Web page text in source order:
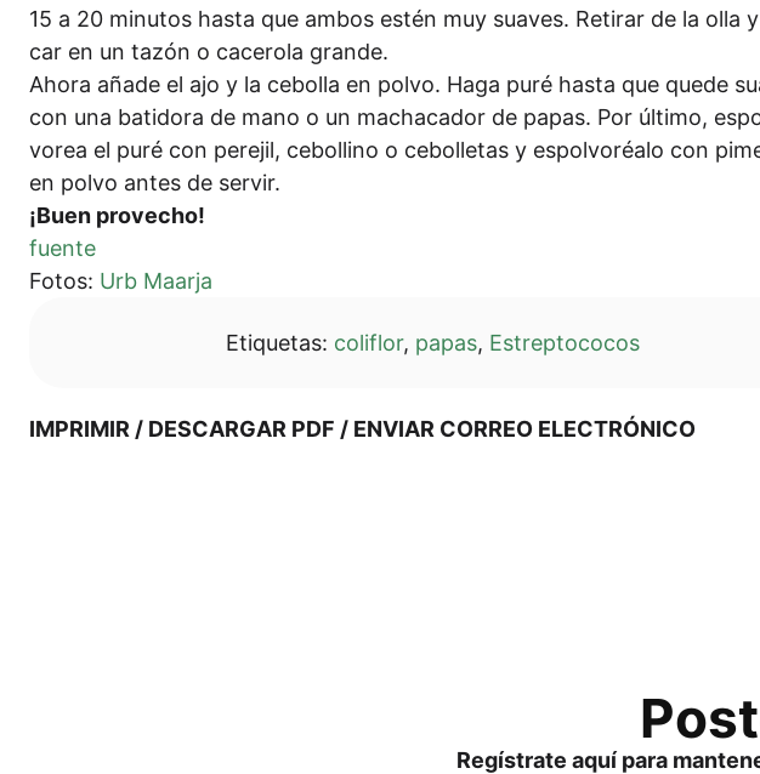
15 a 20 minu­tos has­ta que ambos estén muy sua­ves. Retirar de la olla
car en un tazón o cace­ro­la grande.
Aho­ra aña­de el ajo y la cebol­la en pol­vo. Haga puré has­ta que que­de
con una bati­do­ra de mano o un machaca­dor de papas. Por últi­mo,
vorea el puré con pere­jil, cebol­li­no o cebol­le­tas y espol­vo­r­éa­lo con
en pol­vo antes de servir.
¡Buen pro­v­echo!
fuen­te
Fotos: Urb Maar­ja
Eti­que­tas: coli­flor, papas, Estrep­to­co­cos
IMPRI­MIR / DES­CAR­GAR PDF / ENVI­AR COR­REO ELECTRÓNICO
Regí­s­tra­te aquí para